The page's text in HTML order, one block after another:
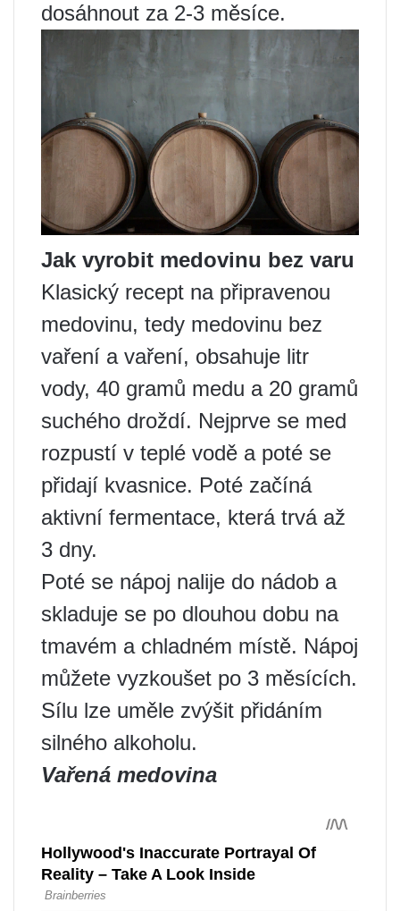
dosáhnout za 2-3 měsíce.
Jak vyrobit medovinu bez varu
Klasický recept na připravenou
medovinu, tedy medovinu bez
vaření a vaření, obsahuje litr
vody, 40 gramů medu a 20 gramů
suchého droždí. Nejprve se med
rozpustí v teplé vodě a poté se
přidají kvasnice. Poté začíná
aktivní fermentace, která trvá až
3 dny.
Poté se nápoj nalije do nádob a
skladuje se po dlouhou dobu na
tmavém a chladném místě. Nápoj
můžete vyzkoušet po 3 měsících.
Sílu lze uměle zvýšit přidáním
silného alkoholu.
Vařená medovina